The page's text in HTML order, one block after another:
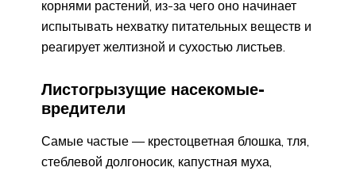
корнями растений, из-за чего оно начинает
испытывать нехватку питательных веществ и
реагирует желтизной и сухостью листьев.
Листогрызущие насекомые-
вредители
Самые частые — крестоцветная блошка, тля,
стеблевой долгоносик, капустная муха,